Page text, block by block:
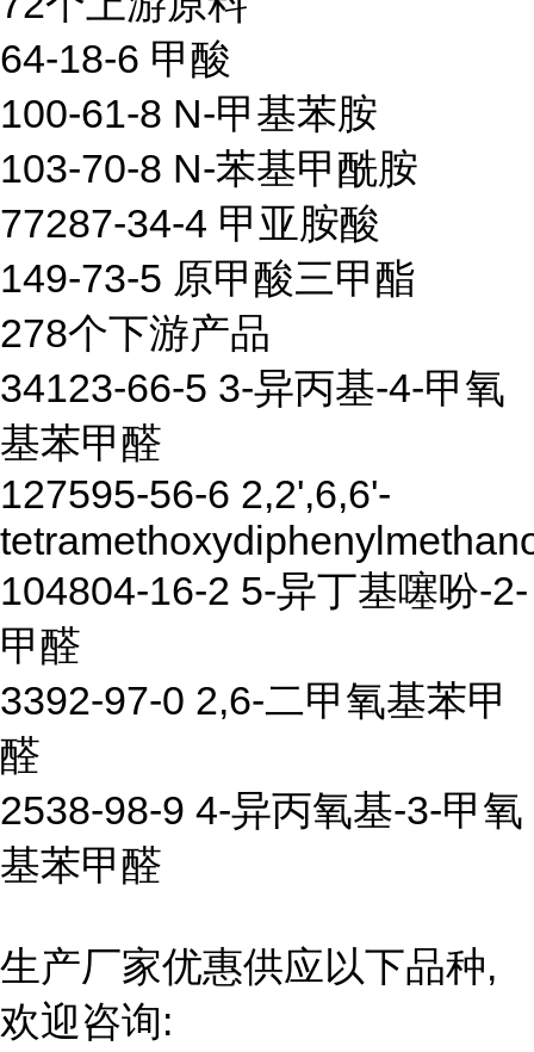
64-18-6 甲酸
100-61-8 N-甲基苯胺
103-70-8 N-苯基甲酰胺
77287-34-4 甲亚胺酸
149-73-5 原甲酸三甲酯
278个下游产品
34123-66-5 3-异丙基-4-甲氧
基苯甲醛
127595-56-6 2,2',6,6'-
104804-16-2 5-异丁基噻吩-2-
甲醛
3392-97-0 2,6-二甲氧基苯甲
醛
2538-98-9 4-异丙氧基-3-甲氧
基苯甲醛
生产厂家优惠供应以下品种,
欢迎咨询: